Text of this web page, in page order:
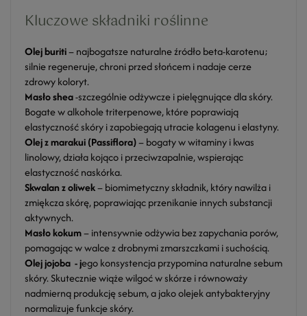
Kluczowe składniki roślinne
Olej buriti– najbogatsze naturalne źródło beta-karotenu;
silnie regeneruje, chroni przed słońcem i nadaje cerze
zdrowy koloryt.
Masło shea-szczególnie odżywcze i pielęgnujące dla skóry.
Bogate w alkohole triterpenowe, które poprawiają
elastyczność skóry i zapobiegają utracie kolagenu i elastyny.
Olej z marakui (Passiflora)– bogaty w witaminy i kwas
linolowy, działa kojąco i przeciwzapalnie, wspierając
elastyczność naskórka.
Skwalan z oliwek– biomimetyczny składnik, który nawilża i
zmiękcza skórę, poprawiając przenikanie innych substancji
aktywnych.
Masło kokum– intensywnie odżywia bez zapychania porów,
pomagając w walce z drobnymi zmarszczkami i suchością.
Olej jojoba - jego konsystencja przypomina naturalne sebum
skóry. Skutecznie wiąże wilgoć w skórze i równoważy
nadmierną produkcję sebum, a jako olejek antybakteryjny
normalizuje funkcje skóry.